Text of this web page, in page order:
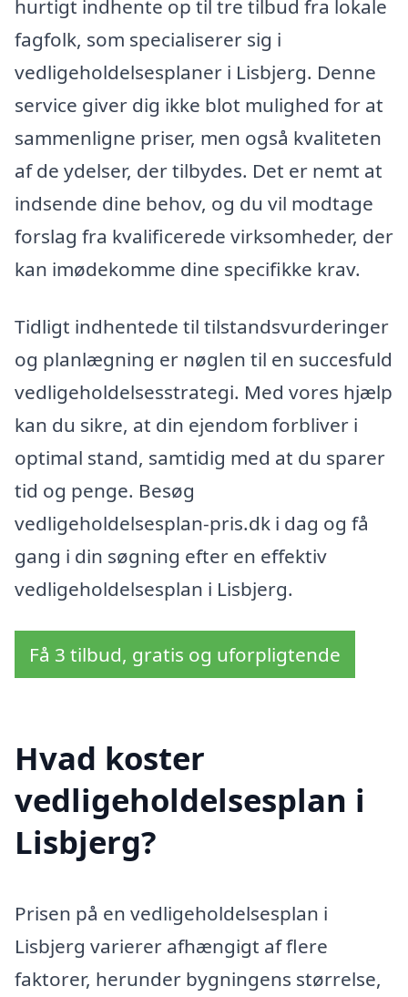
hurtigt indhente op til tre tilbud fra lokale
fagfolk, som specialiserer sig i
vedligeholdelsesplaner i Lisbjerg. Denne
service giver dig ikke blot mulighed for at
sammenligne priser, men også kvaliteten
af de ydelser, der tilbydes. Det er nemt at
indsende dine behov, og du vil modtage
forslag fra kvalificerede virksomheder, der
kan imødekomme dine specifikke krav.
Tidligt indhentede til tilstandsvurderinger
og planlægning er nøglen til en succesfuld
vedligeholdelsesstrategi. Med vores hjælp
kan du sikre, at din ejendom forbliver i
optimal stand, samtidig med at du sparer
tid og penge. Besøg
vedligeholdelsesplan-pris.dk i dag og få
gang i din søgning efter en effektiv
vedligeholdelsesplan i Lisbjerg.
Få 3 tilbud, gratis og uforpligtende
Hvad koster
vedligeholdelsesplan i
Lisbjerg?
Prisen på en vedligeholdelsesplan i
Lisbjerg varierer afhængigt af flere
faktorer, herunder bygningens størrelse,